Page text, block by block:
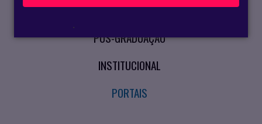
.
CURSOS PRESENCIAIS
PÓS-GRADUAÇÃO
INSTITUCIONAL
PORTAIS